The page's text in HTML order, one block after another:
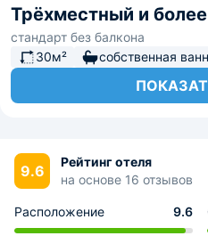
Трёхместный и более
стандарт без балкона
30м²
собственная
9.6
Рейтинг отеля
на основе 16 отзывов
Расположение 9.6